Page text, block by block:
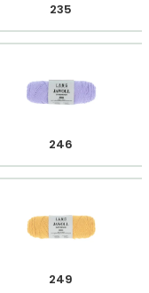
235
246
249